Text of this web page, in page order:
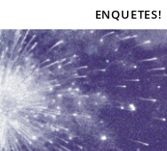
ENQUETES!